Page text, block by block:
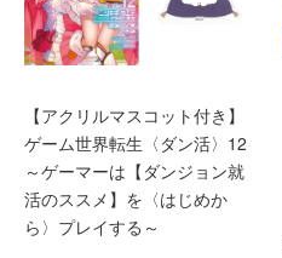
【アクリルマスコット付き】
ゲーム世界転生〈ダン活〉12
～ゲーマーは【ダンジョン就
活のススメ】を〈はじめか
ら〉プレイする～